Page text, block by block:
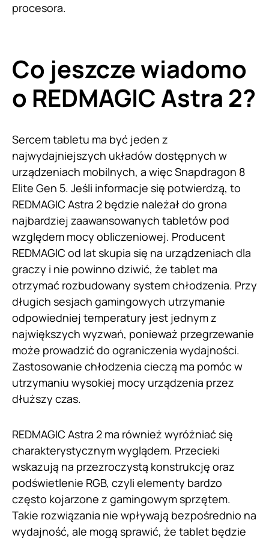
procesora.
Co jeszcze wiadomo
o REDMAGIC Astra 2?
Sercem tabletu ma być jeden z
najwydajniejszych układów dostępnych w
urządzeniach mobilnych, a więc Snapdragon 8
Elite Gen 5. Jeśli informacje się potwierdzą, to
REDMAGIC Astra 2 będzie należał do grona
najbardziej zaawansowanych tabletów pod
względem mocy obliczeniowej. Producent
REDMAGIC od lat skupia się na urządzeniach dla
graczy i nie powinno dziwić, że tablet ma
otrzymać rozbudowany system chłodzenia. Przy
długich sesjach gamingowych utrzymanie
odpowiedniej temperatury jest jednym z
największych wyzwań, ponieważ przegrzewanie
może prowadzić do ograniczenia wydajności.
Zastosowanie chłodzenia cieczą ma pomóc w
utrzymaniu wysokiej mocy urządzenia przez
dłuższy czas.
REDMAGIC Astra 2 ma również wyróżniać się
charakterystycznym wyglądem. Przecieki
wskazują na przezroczystą konstrukcję oraz
podświetlenie RGB, czyli elementy bardzo
często kojarzone z gamingowym sprzętem.
Takie rozwiązania nie wpływają bezpośrednio na
wydajność, ale mogą sprawić, że tablet będzie